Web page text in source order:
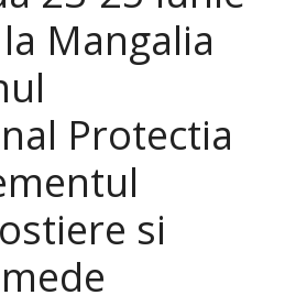
Mangalia
Protectia
si